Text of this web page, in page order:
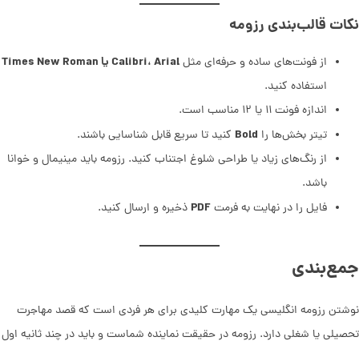
نکات قالب‌بندی رزومه
از فونت‌های ساده و حرفه‌ای مثلCalibri، Arial یا Times New Roman
استفاده کنید.
اندازه فونت ۱۱ یا ۱۲ مناسب است.
تیتر بخش‌ها را Bold کنید تا سریع قابل شناسایی باشند.
از رنگ‌های زیاد یا طراحی شلوغ اجتناب کنید. رزومه باید مینیمال و خوانا
باشد.
فایل را در نهایت به فرمتPDFذخیره و ارسال کنید.
جمع‌بندی
نوشتن رزومه انگلیسی یک مهارت کلیدی برای هر فردی است که قصد مهاجرت
تحصیلی یا شغلی دارد. رزومه در حقیقت نماینده شماست و باید در چند ثانیه اول